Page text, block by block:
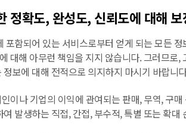
정확도, 완성도, 신뢰도에 대해
함되어 있는 서비스로부터 얻게 되는 모든
대해 아무런 책임을 지지 않습니다. 그러므로
보에 대해 전적으로 의지하지 마시기 바랍니
이나 기업의 이익에 관여되는 판매, 무역, 구
발생하는 직접, 간접, 부수적, 특별 또는 확